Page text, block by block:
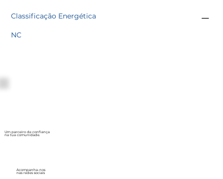
Classificação Energética
NC
Um parceiro de confiança
na tua comunidade.
Acompanha-nos
nas redes sociais